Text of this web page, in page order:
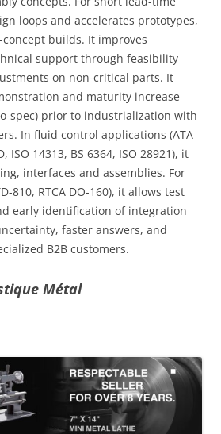
loops and accelerates prototypes,
builds. It improves
support through feasibility
on non-critical parts. It
and maturity increase
spec) prior to industrialization with
In fluid control applications (ATA
ISO 14313, BS 6364, ISO 28921), it
interfaces and assemblies. For
810, RTCA DO-160), it allows test
early identification of integration
faster answers, and
B2B customers.
Métal